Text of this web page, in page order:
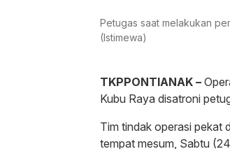
Petugas saat melakukan
(Istimewa)
TKPPONTIANAK –
Kubu Raya disatroni
Tim tindak operasi pekat
tempat mesum, Sabtu